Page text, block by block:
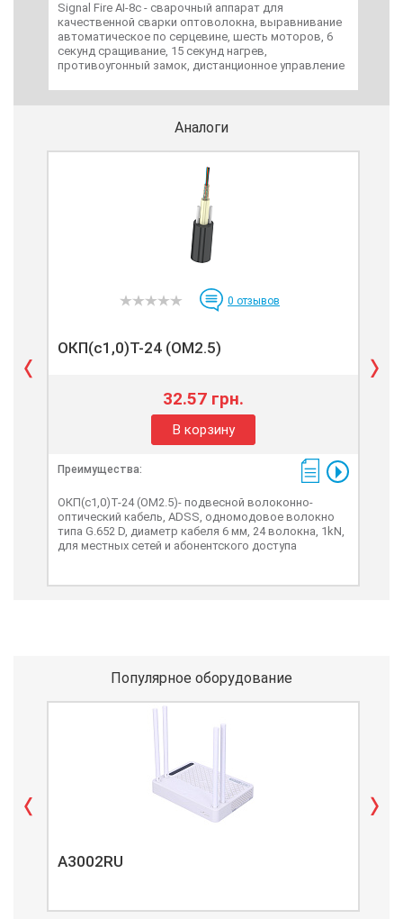
Signal Fire AI-8c - сварочный аппарат для
качественной сварки оптоволокна, выравнивание
автоматическое по серцевине, шесть моторов, 6
секунд сращивание, 15 секунд нагрев,
противоугонный замок, дистанционное управление
Аналоги
0 отзывов
ОКП(с1,0)Т-24 (ОМ2.5)
32.57 грн.
В корзину
Преимущества:
ОКП(с1,0)Т-24 (ОМ2.5)- подвесной волоконно-
оптический кабель, ADSS, одномодовое волокно
типа G.652 D, диаметр кабеля 6 мм, 24 волокна, 1kN,
для местных сетей и абонентского доступа
Популярное оборудование
A3002RU